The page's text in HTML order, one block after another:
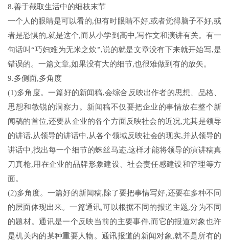
8.善于截取生活中的细枝末节
一个人的眼睛是可以看的,但有时眼睛不好,或者觉得脑子不好,或
者是恐惧的,就是这个,而从小学到高中,写作文和演讲有关。有一
句话叫“巧妇难为无米之炊”,说的就是文章没有下来就开始写,是
错误的。一篇文章,如果没有大的细节,也很难做到有的放矢。
9.多侧面,多角度
(1)多角度。一篇好的新闻稿,会综合反映出作者的思想、品格、
思想和敏锐的洞察力。新闻稿不仅要把企业的事情放在整个新
闻稿的首位,还要从企业的各个方面反映社会的近况,尤其是领导
的讲话,从领导的讲话中,从各个领域反映社会的现实,并从领导的
讲话中,找出每一个细节的蛛丝马迹,这样才能将领导的演讲稿真
刀真枪,用在企业的品牌形象建设、社会责任感建设和管理等方
面。
(2)多角度。一篇好的新闻稿,除了要把事情写好,还要在多种不同
的层面体现出来。一篇通讯,可以根据不同的报道主题,分为不同
的题材。通讯是一个反映当前的主要事件,而它的报道对象也许
是机关内的某种重要人物。通讯报道的新闻对象,就不是所有的